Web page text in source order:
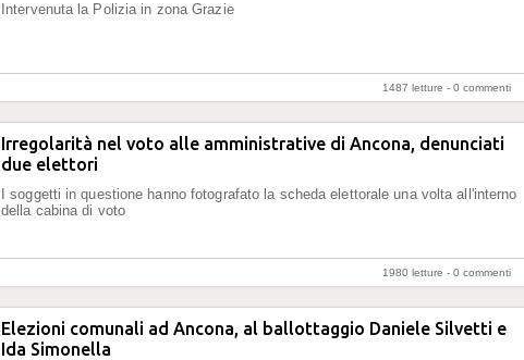
Intervenuta la Polizia in zona Grazie
1487 letture - 0 commenti
Irregolarità nel voto alle amministrative di Ancona, denunciati
due elettori
I soggetti in questione hanno fotografato la scheda elettorale una volta all'interno
della cabina di voto
1980 letture - 0 commenti
Elezioni comunali ad Ancona, al ballottaggio Daniele Silvetti e
Ida Simonella